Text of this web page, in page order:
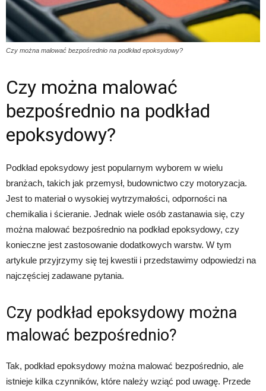
Czy można malować bezpośrednio na podkład epoksydowy?
Czy można malować
bezpośrednio na podkład
epoksydowy?
Podkład epoksydowy jest popularnym wyborem w wielu
branżach, takich jak przemysł, budownictwo czy motoryzacja.
Jest to materiał o wysokiej wytrzymałości, odporności na
chemikalia i ścieranie. Jednak wiele osób zastanawia się, czy
można malować bezpośrednio na podkład epoksydowy, czy
konieczne jest zastosowanie dodatkowych warstw. W tym
artykule przyjrzymy się tej kwestii i przedstawimy odpowiedzi na
najczęściej zadawane pytania.
Czy podkład epoksydowy można
malować bezpośrednio?
Tak, podkład epoksydowy można malować bezpośrednio, ale
istnieje kilka czynników, które należy wziąć pod uwagę. Przede